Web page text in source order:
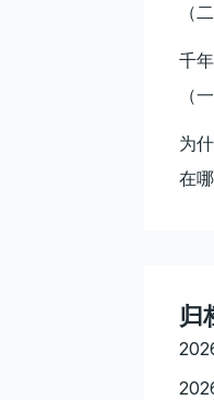
（二
千
（一
为
在
归